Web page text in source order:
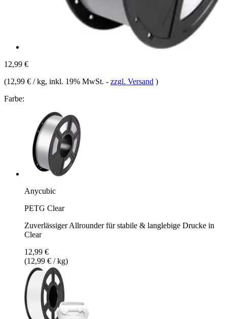
12,99 €
(12,99 € / kg, inkl. 19% MwSt. - zzgl. Versand )
Farbe:
Anycubic
PETG Clear
Zuverlässiger Allrounder für stabile & langlebige Drucke in
Clear
12,99 €
(12,99 € / kg)